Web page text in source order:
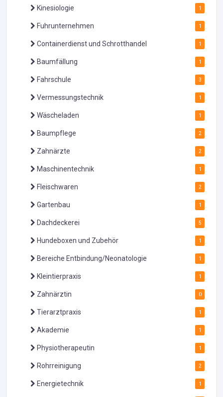
Kinesiologie 1
Fuhrunternehmen 1
Containerdienst und Schrotthandel 1
Baumfällung 1
Fahrschule 3
Vermessungstechnik 1
Wäscheladen 1
Baumpflege 2
Zahnärzte 2
Maschinentechnik 1
Fleischwaren 2
Gartenbau 1
Dachdeckerei 5
Hundeboxen und Zubehör 1
Bereiche Entbindung/Neonatologie 1
Kleintierpraxis 1
Zahnärztin 0
Tierarztpraxis 1
Akademie 1
Physiotherapeutin 1
Rohrreinigung 2
Energietechnik 1